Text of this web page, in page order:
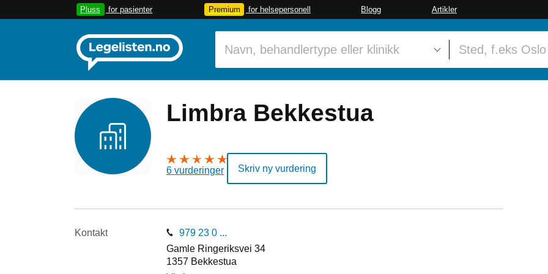
Pluss for pasienter Premium for helsepersonell Blogg Artikler
Limbra Bekkestua
6 vurderinger Skriv ny vurdering
Kontakt
979 23 0 ...
Gamle Ringeriksvei 34
1357 Bekkestua